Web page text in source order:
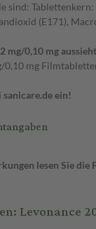
sind:
(E171),
mg/0,10 mg
0,10 mg
sanicare.de ein!
lesen Sie
Levonance